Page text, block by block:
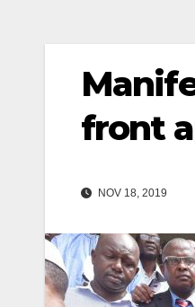
front
NOV 18, 2019